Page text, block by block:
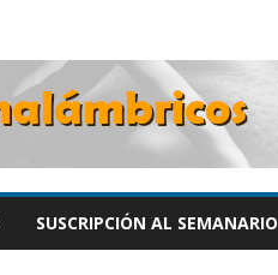
SUSCRIPCIÓN AL SEMANARIO